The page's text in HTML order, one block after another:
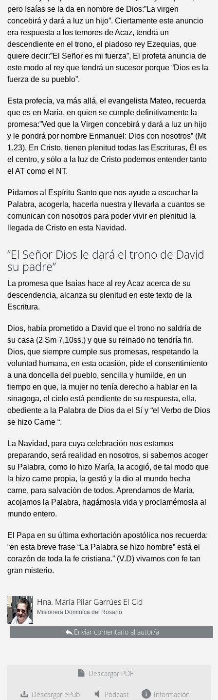
pero Isaías se la da en nombre de Dios:”La virgen
concebirá y dará a luz un hijo”. Ciertamente este anuncio
era respuesta a los temores de Acaz, tendrá un
descendiente en el trono, el piadoso rey Ezequias, que
quiere decir:”El Señor es mi fuerza”, El profeta anuncia de
este modo al rey que tendrá un sucesor porque “Dios es la
fuerza de su pueblo”.
Esta profecía, va más allá, el evangelista Mateo, recuerda
que es en María, en quien se cumple definitivamente la
promesa:”Ved que la Virgen concebirá y dará a luz un hijo
y le pondrá por nombre Enmanuel: Dios con nosotros” (Mt
1,23). En Cristo, tienen plenitud todas las Escrituras, Él es
el centro, y sólo a la luz de Cristo podemos entender tanto
el AT como el NT.
Pidamos al Espíritu Santo que nos ayude a escuchar la
Palabra, acogerla, hacerla nuestra y llevarla a cuantos se
comunican con nosotros para poder vivir en plenitud la
llegada de Cristo en esta Navidad.
“El Señor Dios le dará el trono de David
su padre”
La promesa que Isaías hace al rey Acaz acerca de su
descendencia, alcanza su plenitud en este texto de la
Escritura.
Dios, había prometido a David que el trono no saldría de
su casa (2 Sm 7,10ss.) y que su reinado no tendría fin.
Dios, que siempre cumple sus promesas, respetando la
voluntad humana, en esta ocasión, pide el consentimiento
a una doncella del pueblo, sencilla y humilde, en un
tiempo en que, la mujer no tenía derecho a hablar en la
sinagoga, el cielo está pendiente de su respuesta, ella,
obediente a la Palabra de Dios da el Sí y “el Verbo de Dios
se hizo Carne “.
La Navidad, para cuya celebración nos estamos
preparando, será realidad en nosotros, si sabemos acoger
su Palabra, como lo hizo María, la acogió, de tal modo que
la hizo carne propia, la gestó y la dio al mundo hecha
carne, para salvación de todos. Aprendamos de María,
acojamos la Palabra, hagámosla vida y proclamémosla al
mundo entero.
El Papa en su última exhortación apostólica nos recuerda:
“en esta breve frase “La Palabra se hizo hombre” está el
corazón de toda la fe cristiana.” (V.D) vivamos con fe tan
gran misterio.
Hna. María Pilar Garrúes El Cid
Misionera Dominica del Rosario
Enviar comentario al autor/a
Descargar PDF
Descargar ePub Podcast Información